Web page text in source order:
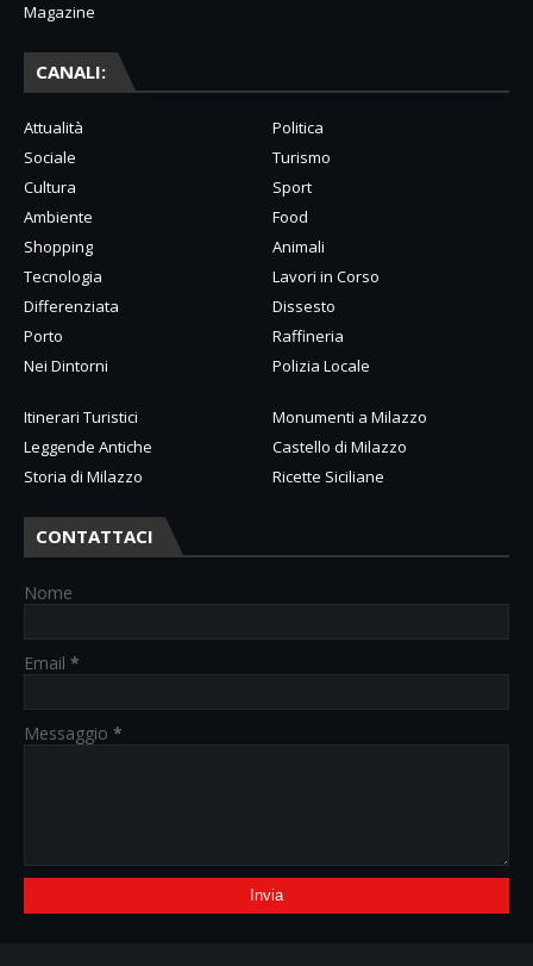
Magazine
CANALI:
Attualità
Politica
Sociale
Turismo
Cultura
Sport
Ambiente
Food
Shopping
Animali
Tecnologia
Lavori in Corso
Differenziata
Dissesto
Porto
Raffineria
Nei Dintorni
Polizia Locale
Itinerari Turistici
Monumenti a Milazzo
Leggende Antiche
Castello di Milazzo
Storia di Milazzo
Ricette Siciliane
CONTATTACI
Nome
Email *
Messaggio *